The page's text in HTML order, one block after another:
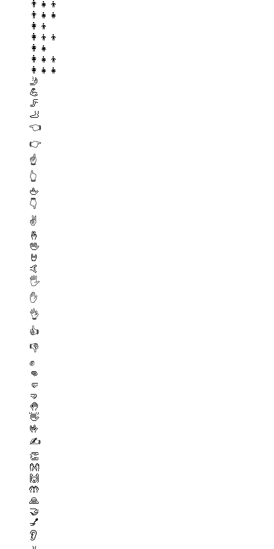
👨‍👧‍👦
👨‍👧‍👧
👩‍👦
👩‍👦‍👦
👩‍👧
👩‍👧‍👦
👩‍👧‍👧
🤳
💪
🦵
🦶
👈
👉
☝️
👆
🖕
👇
✌️
🤞
🖖
🤘
🤙
🖐️
✋
👌
👍
👎
✊
👊
🤛
🤜
🤚
👋
🤟
✍️
👏
👐
🙌
🤲
🙏
🤝
💅
👂